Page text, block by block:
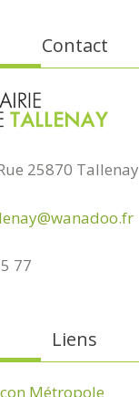
Contact
25870 Tallenay
77
Liens
Métropole